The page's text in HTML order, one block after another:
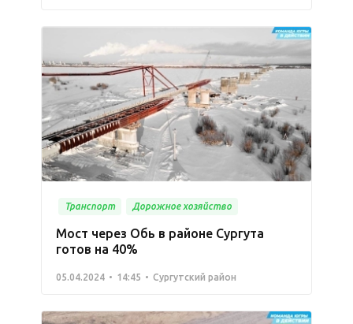
Транспорт Дорожное хозяйство
Мост через Обь в районе Сургута
готов на 40%
05.04.2024 14:45 Сургутский район